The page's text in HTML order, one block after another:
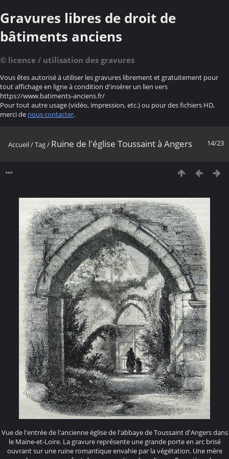
Gravures libres de droit de
bâtiments anciens
© licence / utilisation des gravures
Vous êtes autorisé à utiliser les gravures librement et gratuitement pour
tout affichage en ligne à condition d'insérer un lien vers
https://www.batiments-anciens.fr/
Pour tout autre usage (vidéo, impression, etc.) ou pour des fichiers HD,
merci de nous contacter.
14/23
Accueil/Tag/ Ruine de l'église Toussaint à Angers
Vue de l'entrée de l'ancienne église de l'abbaye de Toussaint d'Angers dans
le Maine-et-Loire. La gravure représente une grande porte en arc brisé
ouvrant sur une ruine romantique envahie par la végétation. Une mère